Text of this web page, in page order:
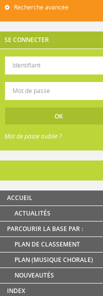
Recherche avancée
SE CONNECTER
Mot de passe oublié ?
ACCUEIL
ACTUALITÉS
PARCOURIR LA BASE PAR :
PLAN DE CLASSEMENT
PLAN (MUSIQUE CHORALE)
NOUVEAUTÉS
INDEX